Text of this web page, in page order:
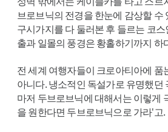
브로브닉의 전경을 한눈에 감상할 수
구시가지를 다 둘러본 후 들르는 코
출과 일몰의 풍경은 황홀하기까지 하
전 세계 여행자들이 크로아티아에 품
아니다. 냉소적인 독설가로 유명했던
마저 두브로브닉에 대해서는 이렇게
을 원한다면 두브로브닉으로 가라'고.